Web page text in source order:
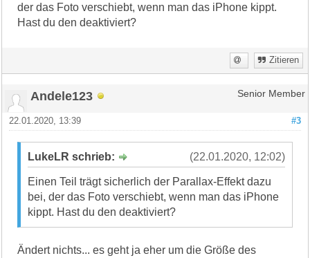
der das Foto verschiebt, wenn man das iPhone kippt.
Hast du den deaktiviert?
Zitieren
Andele123 Senior Member
#3
22.01.2020, 13:39
(22.01.2020, 12:02)
LukeLR schrieb:
Einen Teil trägt sicherlich der Parallax-Effekt dazu
bei, der das Foto verschiebt, wenn man das iPhone
kippt. Hast du den deaktiviert?
Ändert nichts... es geht ja eher um die Größe des